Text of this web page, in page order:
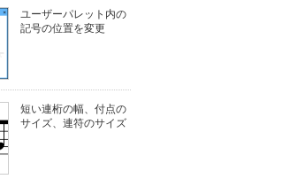
ユーザーパレット内の
記号の位置を変更
短い連桁の幅、付点の
サイズ、連符のサイズ